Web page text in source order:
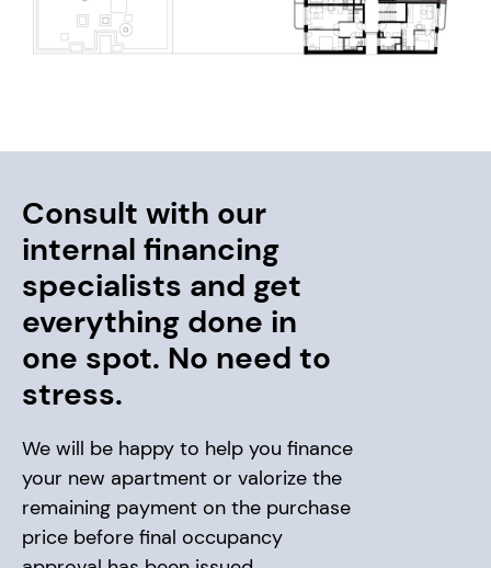
Consult with our
internal financing
specialists and get
everything done in
one spot. No need to
stress.
We will be happy to help you finance
your new apartment or valorize the
remaining payment on the purchase
price before final occupancy